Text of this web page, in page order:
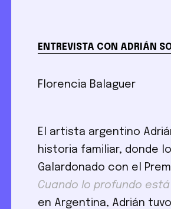
ENTREVISTA CON ADRIÁN
Florencia Balaguer
El artista argentino
historia familiar, donde
Galardonado con el
Cuando lo profundo
en Argentina, Adrián